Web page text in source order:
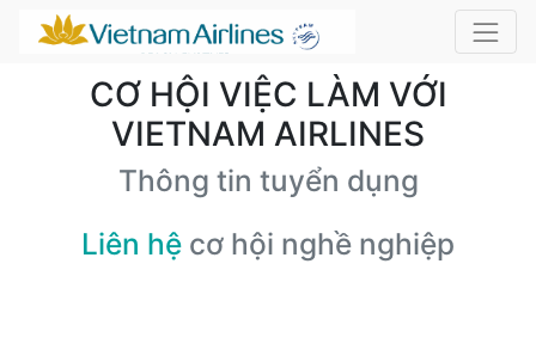
CƠ HỘI VIỆC LÀM VỚI
VIETNAM AIRLINES
Thông tin tuyển dụng
Liên hệ cơ hội nghề nghiệp